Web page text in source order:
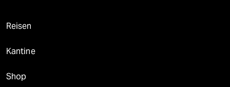
Reisen
Kantine
Shop